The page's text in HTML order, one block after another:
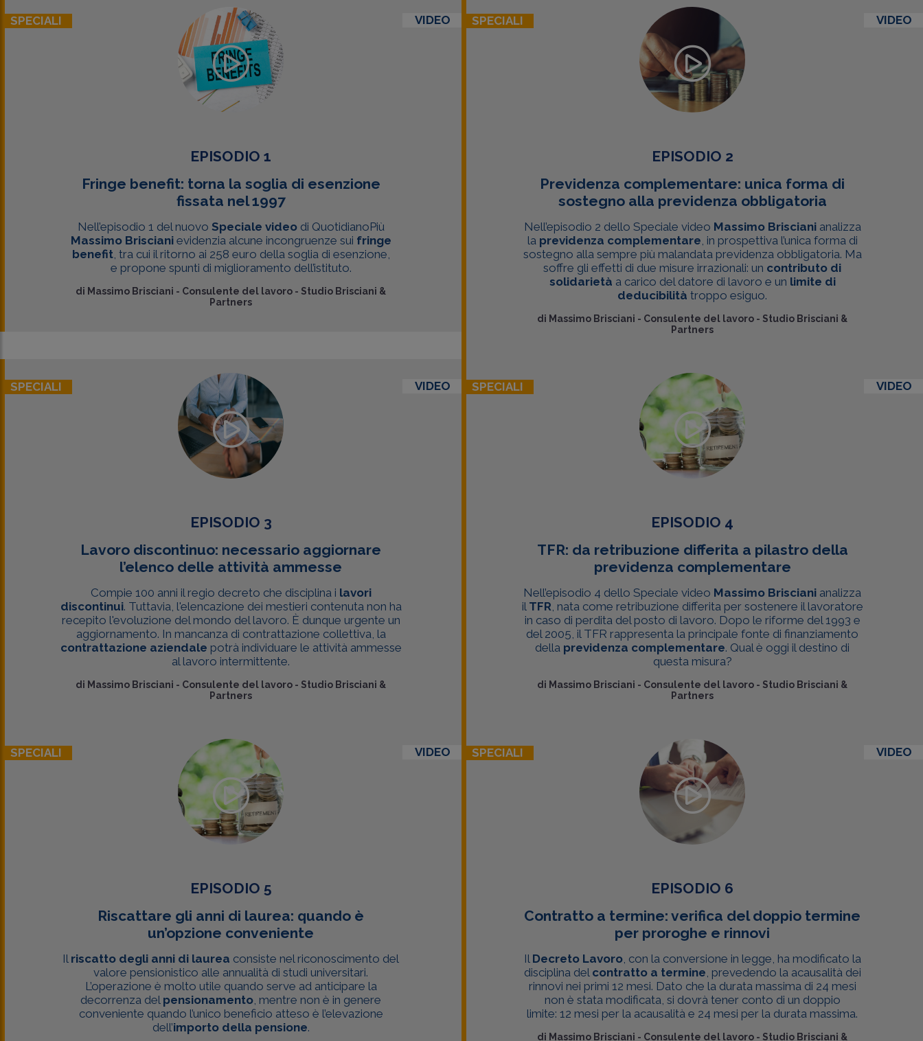
SPECIALI VIDEO
EPISODIO 1
Fringe benefit: torna la soglia di esenzione
fissata nel 1997
Nell’episodio 1 del nuovo Speciale videodi QuotidianoPiù
Massimo Briscianievidenzia alcune incongruenze sui fringe
benefit, tra cui il ritorno ai 258 euro della soglia di esenzione,
e propone spunti di miglioramento dell’istituto.
di Massimo Brisciani - Consulente del lavoro - Studio Brisciani &
Partners
SPECIALI VIDEO
EPISODIO 2
Previdenza complementare: unica forma di
sostegno alla previdenza obbligatoria
Nell’episodio 2 dello Speciale video Massimo Briscianianalizza
la previdenza complementare, in prospettiva l’unica forma di
sostegno alla sempre più malandata previdenza obbligatoria. Ma
soffre gli effetti di due misure irrazionali: un contributo di
solidarietà a carico del datore di lavoro e un limite di
deducibilità troppo esiguo.
di Massimo Brisciani - Consulente del lavoro - Studio Brisciani &
Partners
SPECIALI VIDEO
EPISODIO 3
Lavoro discontinuo: necessario aggiornare
l’elenco delle attività ammesse
Compie 100 anni il regio decreto che disciplina i lavori
discontinui. Tuttavia, l'elencazione dei mestieri contenuta non ha
recepito l'evoluzione del mondo del lavoro. È dunque urgente un
aggiornamento. In mancanza di contrattazione collettiva, la
contrattazione aziendale potrà individuare le attività ammesse
al lavoro intermittente.
di Massimo Brisciani - Consulente del lavoro - Studio Brisciani &
Partners
SPECIALI VIDEO
EPISODIO 4
TFR: da retribuzione differita a pilastro della
previdenza complementare
Nell’episodio 4 dello Speciale video Massimo Brisciani analizza
il TFR, nata come retribuzione differita per sostenere il lavoratore
in caso di perdita del posto di lavoro. Dopo le riforme del 1993 e
del 2005, il TFR rappresenta la principale fonte di finanziamento
della previdenza complementare. Qual è oggi il destino di
questa misura?
di Massimo Brisciani - Consulente del lavoro - Studio Brisciani &
Partners
SPECIALI VIDEO
EPISODIO 5
Riscattare gli anni di laurea: quando è
un’opzione conveniente
Il riscatto degli anni di laurea consiste nel riconoscimento del
valore pensionistico alle annualità di studi universitari.
L’operazione è molto utile quando serve ad anticipare la
decorrenza del pensionamento, mentre non è in genere
conveniente quando l’unico beneficio atteso è l’elevazione
dell’importo della pensione.
SPECIALI VIDEO
EPISODIO 6
Contratto a termine: verifica del doppio termine
per proroghe e rinnovi
Il Decreto Lavoro, con la conversione in legge, ha modificato la
disciplina del contratto a termine, prevedendo la acausalità dei
rinnovi nei primi 12 mesi. Dato che la durata massima di 24 mesi
non è stata modificata, si dovrà tener conto di un doppio
limite: 12 mesi per la acausalità e 24 mesi per la durata massima.
di Massimo Brisciani - Consulente del lavoro - Studio Brisciani &